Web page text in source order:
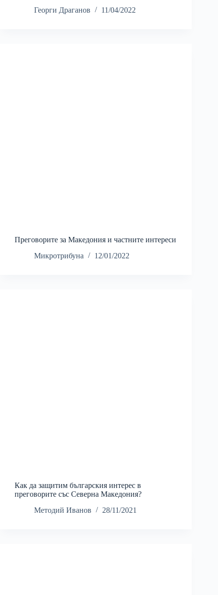
Георги Драганов 11/04/2022
Преговорите за Македония и частните интереси
Микротрибуна
12/01/2022
Как да защитим българския интерес в
преговорите със Северна Македония?
Методий Иванов
28/11/2021